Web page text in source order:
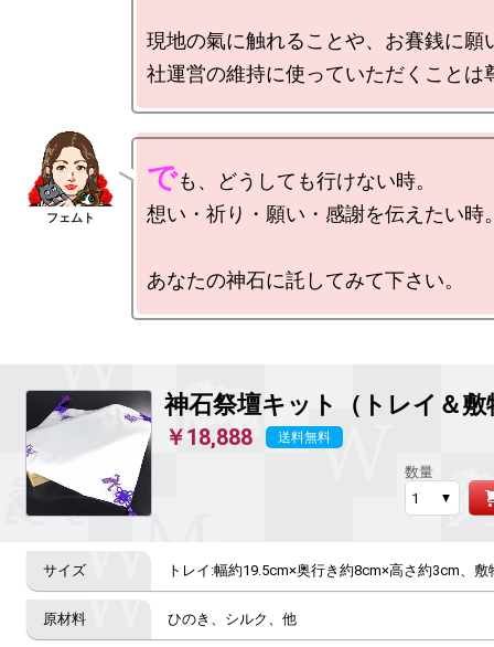
現地の氣に触れることや、お賽銭に願
でも、どうしても行けない時。
想い・祈り・願い・感謝を伝えたい時
神石祭壇キット（トレイ＆敷
￥18,888 送料無料
数量
トレイ:幅約19.5cm×奥行き約8cm×高さ約3cm、敷
ひのき、シルク、他